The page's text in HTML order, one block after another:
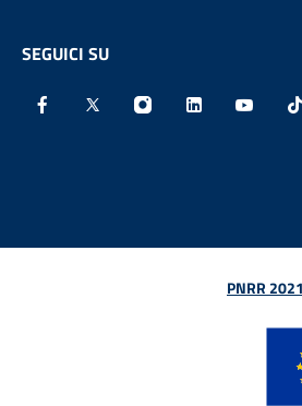
SEGUICI SU
PNRR